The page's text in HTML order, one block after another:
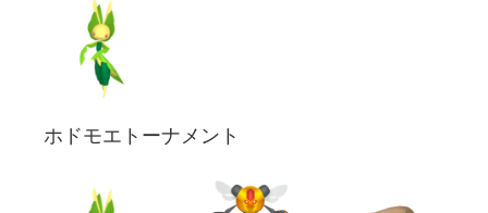
ホドモエトーナメント